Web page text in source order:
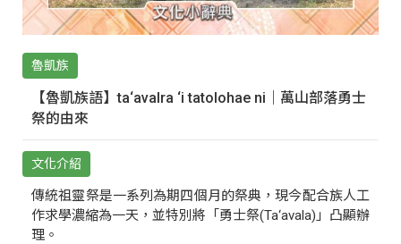
魯凱族
【魯凱族語】ta‘avalra ‘i tatolohae ni｜萬山部落勇士
祭的由來
文化介紹
傳統祖靈祭是一系列為期四個月的祭典，現今配合族人工
作求學濃縮為一天，並特別將「勇士祭(Ta‘avala)」凸顯辦
理。